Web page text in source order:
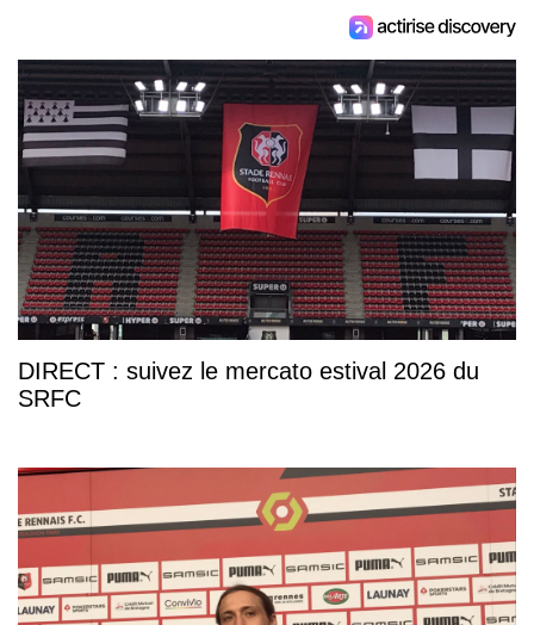
DIRECT : suivez le mercato estival 2026 du
SRFC